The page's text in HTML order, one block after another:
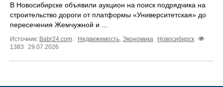
В Новосибирске объявили аукцион на поиск подрядчика на
строительство дороги от платформы «Университетская» до
пересечения Жемчужной и ...
Источник: Babr24.com Недвижимость Экономика
Новосибирск
1383
29.07.2026